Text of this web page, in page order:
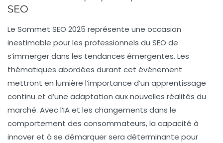
SEO
Le Sommet SEO 2025 représente une occasion
inestimable pour les professionnels du SEO de
s’immerger dans les tendances émergentes. Les
thématiques abordées durant cet événement
mettront en lumière l’importance d’un apprentissage
continu et d’une adaptation aux nouvelles réalités du
marché. Avec l’IA et les changements dans le
comportement des consommateurs, la capacité à
innover et à se démarquer sera déterminante pour